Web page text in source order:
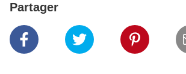
Partager